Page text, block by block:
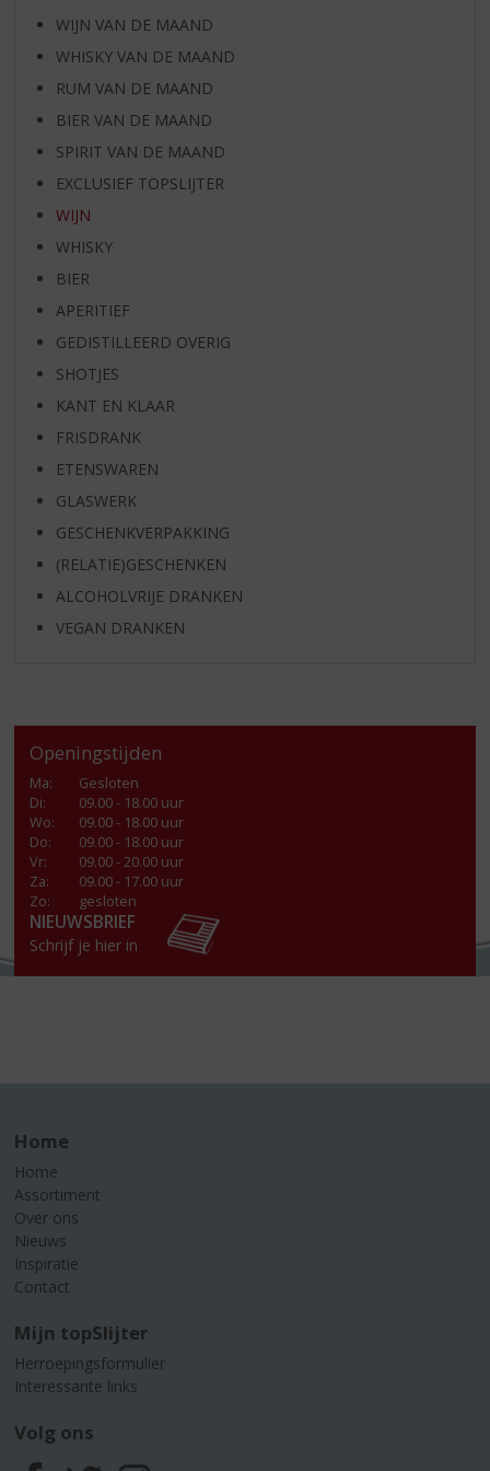
WIJN VAN DE MAAND
WHISKY VAN DE MAAND
RUM VAN DE MAAND
BIER VAN DE MAAND
SPIRIT VAN DE MAAND
EXCLUSIEF TOPSLIJTER
WIJN
WHISKY
BIER
APERITIEF
GEDISTILLEERD OVERIG
SHOTJES
KANT EN KLAAR
FRISDRANK
ETENSWAREN
GLASWERK
GESCHENKVERPAKKING
(RELATIE)GESCHENKEN
ALCOHOLVRIJE DRANKEN
VEGAN DRANKEN
Openingstijden
Ma:
Gesloten
Di:
09.00 - 18.00 uur
Wo:
09.00 - 18.00 uur
Do:
09.00 - 18.00 uur
Vr:
09.00 - 20.00 uur
Za:
09.00 - 17.00 uur
Zo:
gesloten
NIEUWSBRIEF
Schrijf je hier in
Home
Home
Assortiment
Over ons
Nieuws
Inspiratie
Contact
Mijn topSlijter
Herroepingsformulier
Interessante links
Volg ons